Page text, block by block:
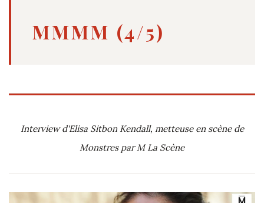
MMMM (4/5)
Interview d'Elisa Sitbon Kendall, metteuse en scène de
Monstres par M La Scène